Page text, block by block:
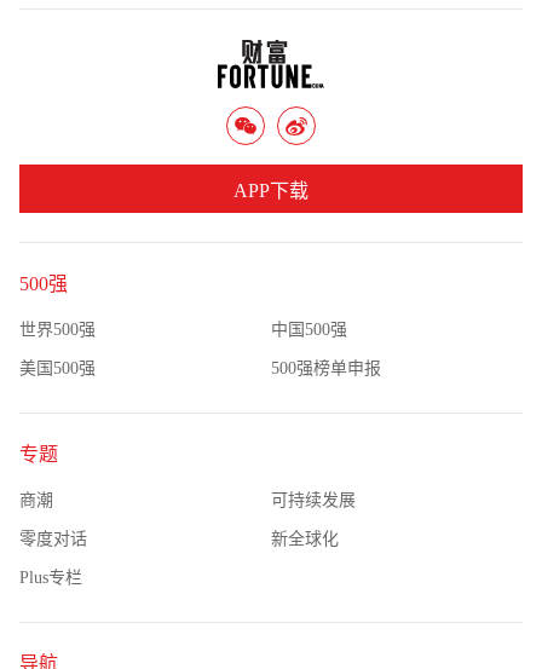
500强
世界500强 中国500强
美国500强 500强榜单申报
专题
商潮 可持续发展
零度对话 新全球化
Plus专栏
导航
APP下载